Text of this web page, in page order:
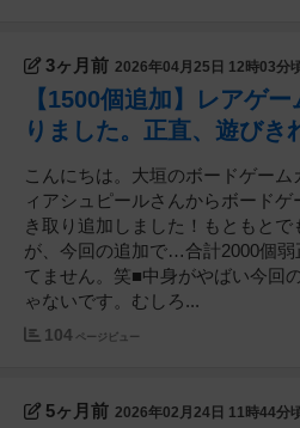
3ヶ月前 2026年04月25日 12時03分
【1500個追加】レアゲ
りました。正直、遊びき
こんにちは。大垣のボードゲー
ィアシュピールさんからボードゲ
き取り追加しました！もともと
が、今回の追加で…合計2000個弱
てません。笑■中身がやばい今回
ゃないです。むしろ...
104 ページビュー
5ヶ月前 2026年02月24日 11時44分